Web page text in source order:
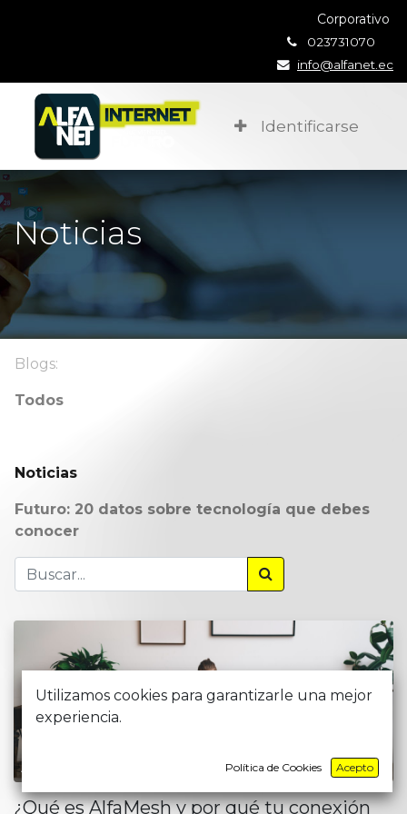
Corporativo
023731070
info@alfanet.ec
Identificarse
Noticias
Blogs:
Todos
Noticias
Futuro: 20 datos sobre tecnología que debes
conocer
ASISTENTES DE MARKETING
¿Qué es AlfaMesh y por qué tu conexión
Utilizamos cookies para garantizarle una mejor
experiencia.
Política de Cookies Acepto